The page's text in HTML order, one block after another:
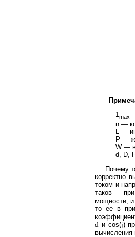
1max
n —
L —
P —
W —
d, D,
Почему
корректно
током и
таков — при
мощности, и
то ее в
d и cos(j)
вычисления